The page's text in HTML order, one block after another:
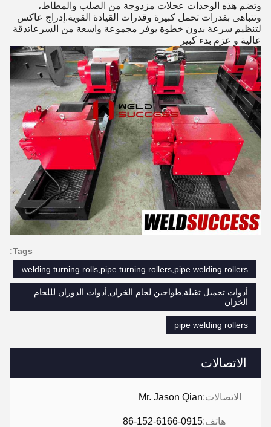
الاتصالات
الاتصالات:Mr. Jason Qian
هاتف:86-152-6166-0915
وتضم هذه الوحدات عجلات مزدوجة من الصلب والمطاط،
وتتباهى بقدرات تحمل كبيرة وقدرات القيادة القوية.إدراج عاكس
لتنظيم سرعة بدون خطوة يوفر مجموعة واسعة من السرعاتدقة
عالية و عزم بدء كبير
Tags:
welding turning rolls,pipe turning rollers,pipe welding rollers
أدوات تحميل ثقيلة,طواحين لحام الخزان,أدوات الدوران لللحام
الخزان
pipe welding rollers